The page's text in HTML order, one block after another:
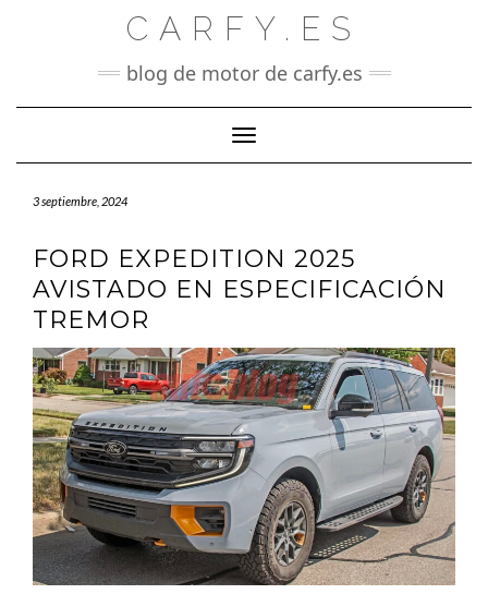
CARFY.ES
blog de motor de carfy.es
Cambiar modo de navegación
3 septiembre, 2024
FORD EXPEDITION 2025
AVISTADO EN ESPECIFICACIÓN
TREMOR